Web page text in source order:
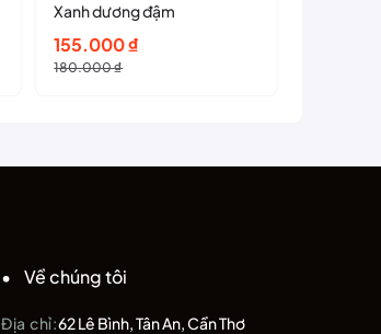
Xanh dương đậm
180.000₫
Giá
gốc
155.000₫
Giá
hiện
Về chúng tôi
Địa chỉ:62 Lê Bình, Tân An, Cần Thơ